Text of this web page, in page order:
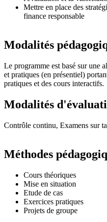
Mettre en place des
finance responsable
Modalités
Le programme est basé sur une
et pratiques (en présentiel)
pratiques et des cours interactifs.
Modalités
Contrôle continu, Examens sur
Méthodes
Cours théoriques
Mise en situation
Etude de cas
Exercices pratiques
Projets de groupe